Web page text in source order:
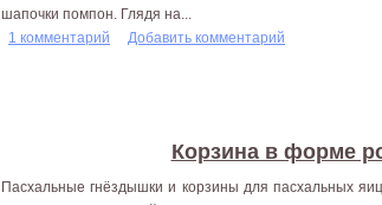
шапочки помпон. Глядя на...
1 комментарий
Добавить комментарий
Корзина в форме
Пасхальные гнёздышки и корзины для пасхальных